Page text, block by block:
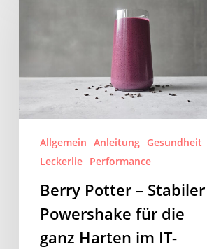
Stabiler
für
ganz
Garten
Allgemein Anleitung Gesundheit
Leckerlie Performance
Berry Potter – Stabiler
Powershake für die
ganz Harten im IT-